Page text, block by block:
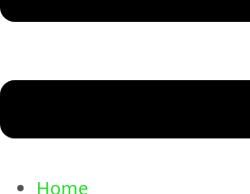
Home